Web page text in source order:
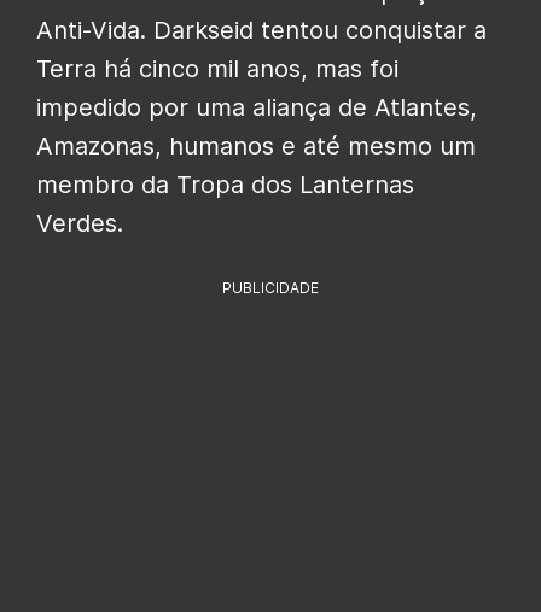
Anti-Vida. Darkseid tentou conquistar a
Terra há cinco mil anos, mas foi
impedido por uma aliança de Atlantes,
Amazonas, humanos e até mesmo um
membro da Tropa dos Lanternas
Verdes.
PUBLICIDADE